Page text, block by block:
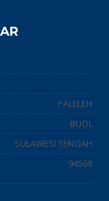
PALELEH
BUOL
SULAWESI TENGAH
94568